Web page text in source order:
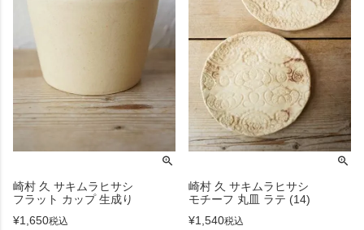
崎村 久 サキムラヒサシ
フラット カップ 生成り
¥1,650税込
崎村 久 サキムラヒサシ
モチーフ 丸皿 ラテ (14)
¥1,540税込